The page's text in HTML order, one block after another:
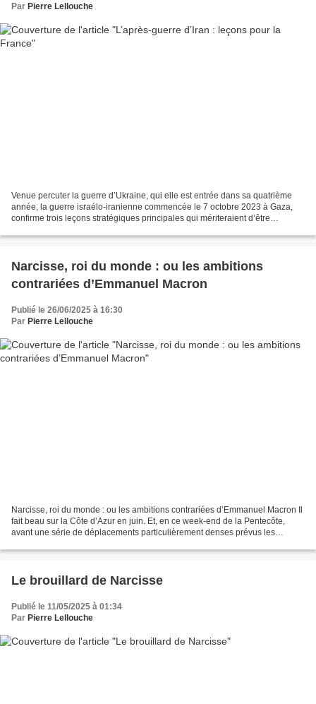
Par Pierre Lellouche
Venue percuter la guerre d’Ukraine, qui elle est entrée dans sa quatrième
année, la guerre israélo-iranienne commencée le 7 octobre 2023 à Gaza,
confirme trois leçons stratégiques principales qui mériteraient d’être
Narcisse, roi du monde : ou les ambitions
contrariées d’Emmanuel Macron
Publié le 26/06/2025 à 16:30
Par Pierre Lellouche
Narcisse, roi du monde : ou les ambitions contrariées d’Emmanuel Macron Il
fait beau sur la Côte d’Azur en juin. Et, en ce week-end de la Pentecôte,
avant une série de déplacements particulièrement denses prévus les
Le brouillard de Narcisse
Publié le 11/05/2025 à 01:34
Par Pierre Lellouche